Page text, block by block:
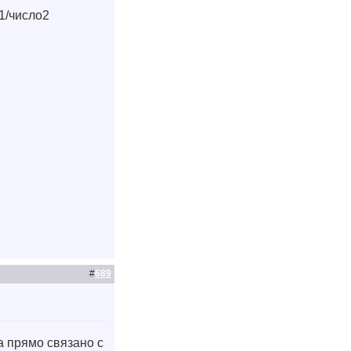
число2
#689
прямо связано с